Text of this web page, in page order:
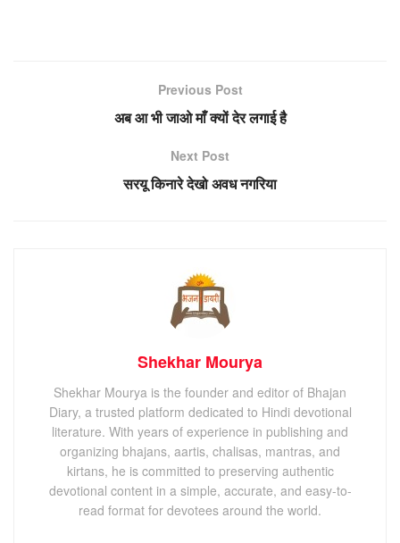
Previous Post
अब आ भी जाओ माँ क्यों देर लगाई है
Next Post
सरयू किनारे देखो अवध नगरिया
Shekhar Mourya
Shekhar Mourya is the founder and editor of Bhajan
Diary, a trusted platform dedicated to Hindi devotional
literature. With years of experience in publishing and
organizing bhajans, aartis, chalisas, mantras, and
kirtans, he is committed to preserving authentic
devotional content in a simple, accurate, and easy-to-
read format for devotees around the world.